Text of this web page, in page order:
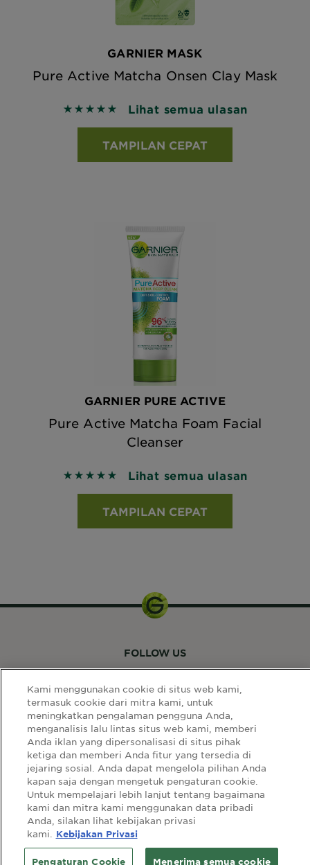
GARNIER MASK
Pure Active Matcha Onsen Clay Mask
5 out of 5 stars based on reviews
Lihat semua ulasan
TAMPILAN CEPAT
GARNIER PURE ACTIVE
Pure Active Matcha Foam Facial
Cleanser
5 out of 5 stars based on reviews
Lihat semua ulasan
TAMPILAN CEPAT
LINK SITUS
sitemap syarat & ketentuan
cookie policy
Select
Your
Country:
Select Your Country:
FOLLOW US
Kami menggunakan cookie di situs web kami,
termasuk cookie dari mitra kami, untuk
meningkatkan pengalaman pengguna Anda,
menganalisis lalu lintas situs web kami, memberi
Anda iklan yang dipersonalisasi di situs pihak
ketiga dan memberi Anda fitur yang tersedia di
jejaring sosial. Anda dapat mengelola pilihan Anda
kapan saja dengan mengetuk pengaturan cookie.
Untuk mempelajari lebih lanjut tentang bagaimana
kami dan mitra kami menggunakan data pribadi
Anda, silakan lihat kebijakan privasi
kami.
Kebijakan Privasi
Pengaturan Cookie Menerima semua cookie